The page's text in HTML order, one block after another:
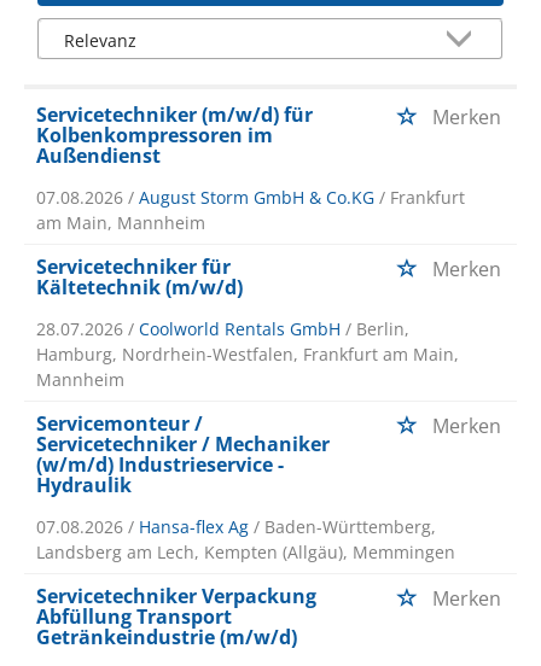
Servicetechniker (m/w/d) für
Kolbenkompressoren im
Außendienst
Merken
07.08.2026 / August Storm GmbH & Co.KG / Frankfurt
am Main, Mannheim
Servicetechniker für
Kältetechnik (m/w/d)
Merken
28.07.2026 / Coolworld Rentals GmbH / Berlin,
Hamburg, Nordrhein-Westfalen, Frankfurt am Main,
Mannheim
Servicemonteur /
Servicetechniker / Mechaniker
(w/m/d) Industrieservice -
Hydraulik
Merken
07.08.2026 / Hansa-flex Ag / Baden-Württemberg,
Landsberg am Lech, Kempten (Allgäu), Memmingen
Servicetechniker Verpackung
Abfüllung Transport
Getränkeindustrie (m/w/d)
Merken